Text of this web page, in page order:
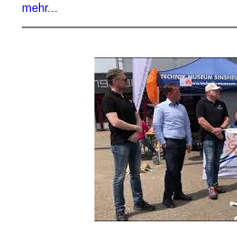
mehr...